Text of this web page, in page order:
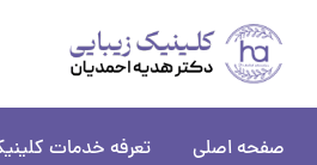
محتوا
صفحه اصلی تعرفه خدمات